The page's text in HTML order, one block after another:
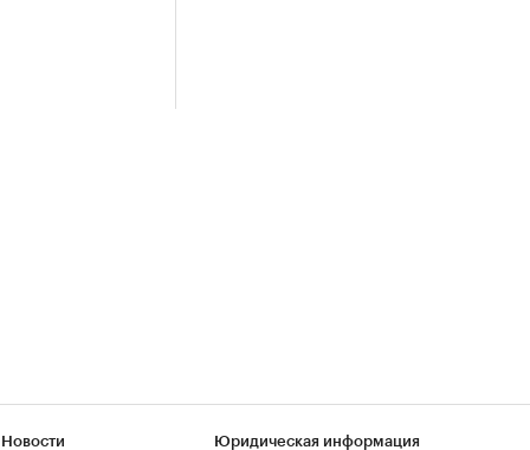
Юридическая информация